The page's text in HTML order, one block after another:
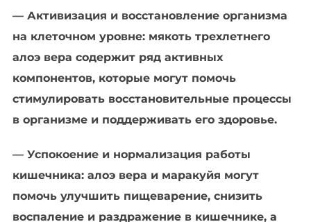
— Активизация и восстановление организма
на клеточном уровне: мякоть трехлетнего
алоэ вера содержит ряд активных
компонентов, которые могут помочь
стимулировать восстановительные процессы
в организме и поддерживать его здоровье.
— Успокоение и нормализация работы
кишечника: алоэ вера и маракуйя могут
помочь улучшить пищеварение, снизить
воспаление и раздражение в кишечнике, а